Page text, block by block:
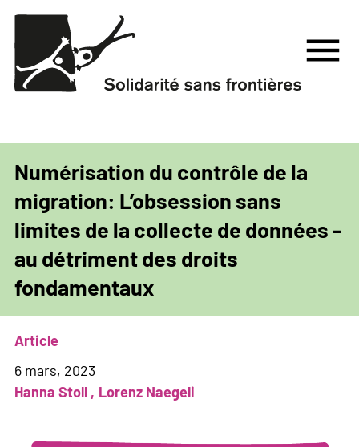
Aller
contenu
principal
menu
Numérisation du contrôle de la
migration: L’obsession sans
limites de la collecte de données -
au détriment des droits
fondamentaux
Article
6 mars, 2023
Hanna Stoll
Lorenz Naegeli